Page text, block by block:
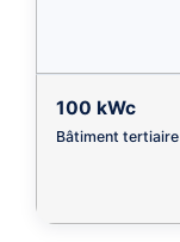
100 kWc
Bâtiment tertiaire